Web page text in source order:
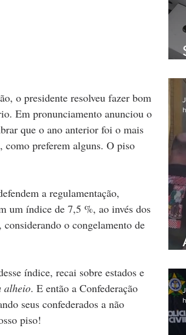
Em pronunciamento anunciou o
que o ano anterior foi o mais
como preferem alguns. O piso
a regulamentação,
um índice de 7,5 %, ao invés dos
o congelamento de
índice, recai sobre estados e
alheio. E então a Confederação
seus confederados a não
piso!